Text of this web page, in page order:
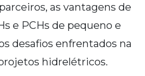
as vantagens de
e PCHs de pequeno e
desafios enfrentados na
hidrelétricos.